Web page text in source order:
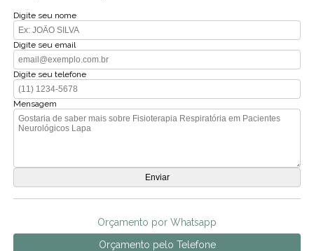
Digite seu nome
Digite seu email
Digite seu telefone
Mensagem
Orçamento por Whatsapp
Orçamento pelo Telefone